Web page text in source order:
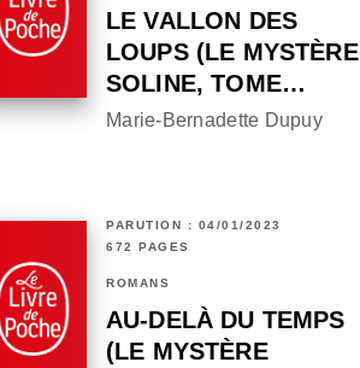
LE VALLON DES
LOUPS (LE MYSTÈRE
SOLINE, TOME…
Marie-Bernadette Dupuy
PARUTION : 04/01/2023
672 PAGES
ROMANS
AU-DELÀ DU TEMPS
(LE MYSTÈRE